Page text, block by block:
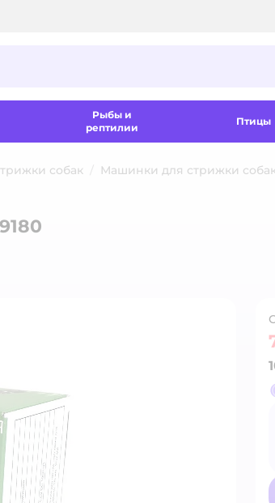
Рыбы и
рептилии
Птицы
собак Машинки для стрижки